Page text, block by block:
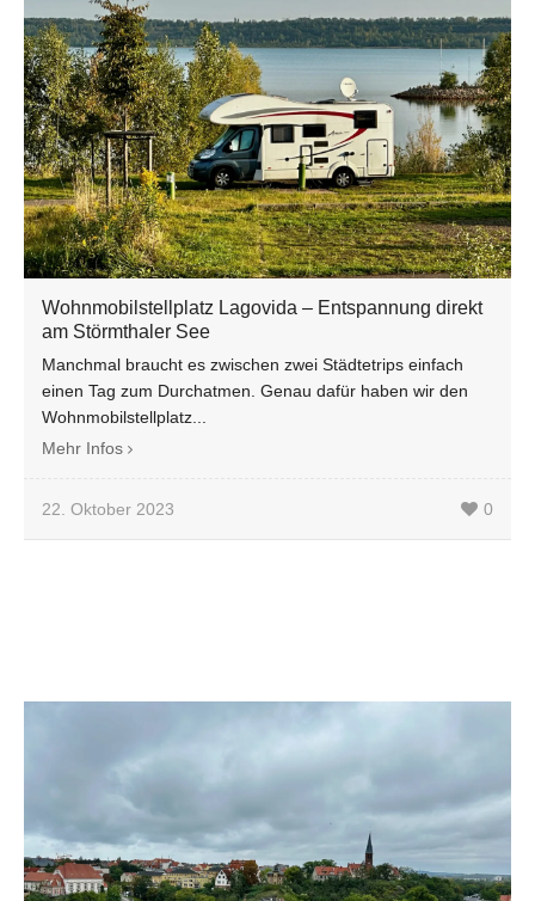
Wohnmobilstellplatz Lagovida – Entspannung direkt
am Störmthaler See
Manchmal braucht es zwischen zwei Städtetrips einfach
einen Tag zum Durchatmen. Genau dafür haben wir den
Wohnmobilstellplatz...
Mehr Infos
22. Oktober 2023 0